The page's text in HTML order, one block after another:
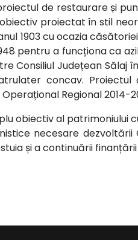
de restaurare și
proiectat în stil
1903 cu ocazia
pentru a funcționa ca
Consiliul Județean
concav.
Regional 2014-
obiectiv al patrimoniului
necesare
și a continuării